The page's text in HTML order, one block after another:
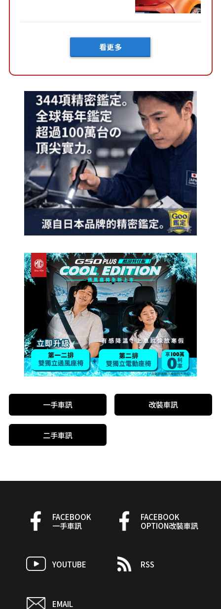
看更多
一手車訊 改裝車訊
二手車訊
FACEBOOK
一手車訊
FACEBOOK
OPTION改裝車訊
YOUTUBE RSS
EMAIL